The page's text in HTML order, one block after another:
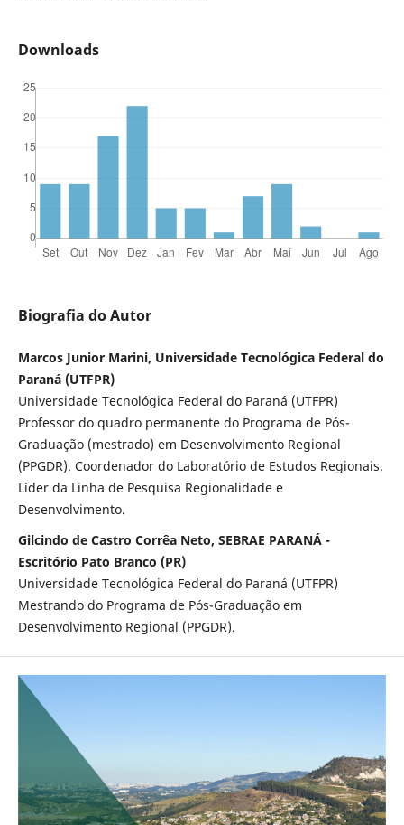
Downloads
Biografia do Autor
Marcos Junior Marini, Universidade Tecnológica Federal do
Paraná (UTFPR)
Universidade Tecnológica Federal do Paraná (UTFPR)
Professor do quadro permanente do Programa de Pós-
Graduação (mestrado) em Desenvolvimento Regional
(PPGDR). Coordenador do Laboratório de Estudos Regionais.
Líder da Linha de Pesquisa Regionalidade e
Desenvolvimento.
Gilcindo de Castro Corrêa Neto, SEBRAE PARANÁ -
Escritório Pato Branco (PR)
Universidade Tecnológica Federal do Paraná (UTFPR)
Mestrando do Programa de Pós-Graduação em
Desenvolvimento Regional (PPGDR).